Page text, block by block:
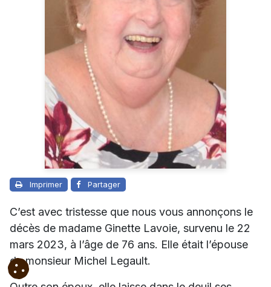
Imprimer Partager
C’est avec tristesse que nous vous annonçons le
décès de madame Ginette Lavoie, survenu le 22
mars 2023, à l’âge de 76 ans. Elle était l’épouse
de monsieur Michel Legault.